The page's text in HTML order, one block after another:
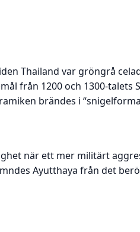
Thailand var gröngrå
från 1200 och 1300-
brändes i
när ett mer militärt
Ayutthaya från det